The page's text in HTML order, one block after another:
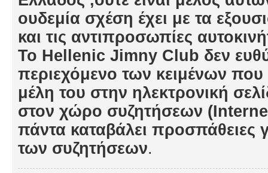
ουδεμία σχέση έχει με τα
και τις αντιπροσωπίες
To Hellenic Jimny Club δεν
περιεχόμενο των κειμένων που
μέλη του στην ηλεκτρονική
στον χώρο συζητήσεων
πάντα καταβάλει προσπάθειες
των συζητήσεων.